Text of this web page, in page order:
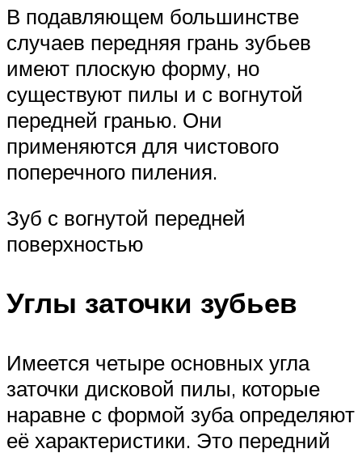
В подавляющем большинстве
случаев передняя грань зубьев
имеют плоскую форму, но
существуют пилы и с вогнутой
передней гранью. Они
применяются для чистового
поперечного пиления.
Зуб с вогнутой передней
поверхностью
Углы заточки зубьев
Имеется четыре основных угла
заточки дисковой пилы, которые
наравне с формой зуба определяют
её характеристики. Это передний